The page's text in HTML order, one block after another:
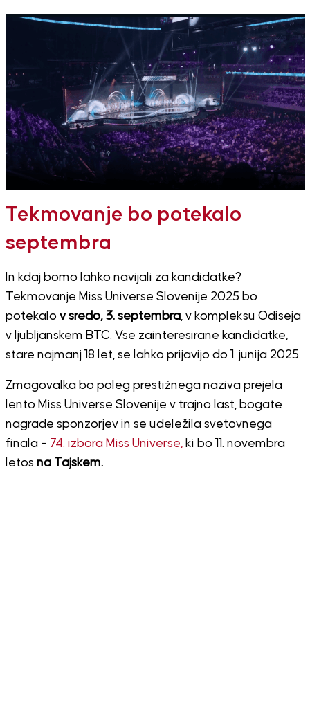
Tekmovanje bo potekalo
septembra
In kdaj bomo lahko navijali za kandidatke?
Tekmovanje Miss Universe Slovenije 2025 bo
potekalo v sredo, 3. septembra, v kompleksu Odiseja
v ljubljanskem BTC. Vse zainteresirane kandidatke,
stare najmanj 18 let, se lahko prijavijo do 1. junija 2025.
Zmagovalka bo poleg prestižnega naziva prejela
lento Miss Universe Slovenije v trajno last, bogate
nagrade sponzorjev in se udeležila svetovnega
finala – 74. izbora Miss Universe,ki bo 11. novembra
letos na Tajskem.